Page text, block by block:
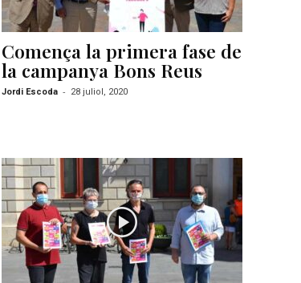
Comença la primera fase de
la campanya Bons Reus
Jordi Escoda - 28 juliol, 2020